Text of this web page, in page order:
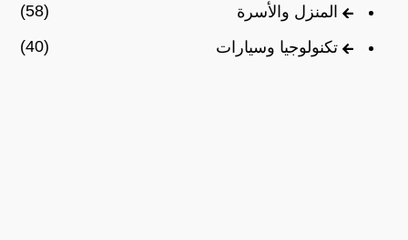
المنزل والأسرة
(58)
تكنولوجيا وسيارات
(40)